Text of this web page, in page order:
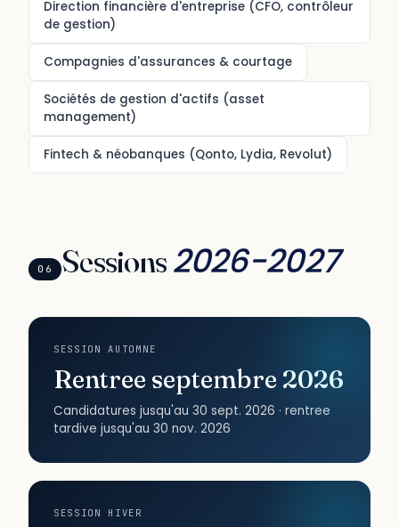
Direction financière d'entreprise (CFO, contrôleur
de gestion)
Compagnies d'assurances & courtage
Sociétés de gestion d'actifs (asset
management)
Fintech & néobanques (Qonto, Lydia, Revolut)
06 Sessions2026-2027
SESSION AUTOMNE
Rentree septembre 2026
Candidatures jusqu'au 30 sept. 2026 · rentree
tardive jusqu'au 30 nov. 2026
SESSION HIVER